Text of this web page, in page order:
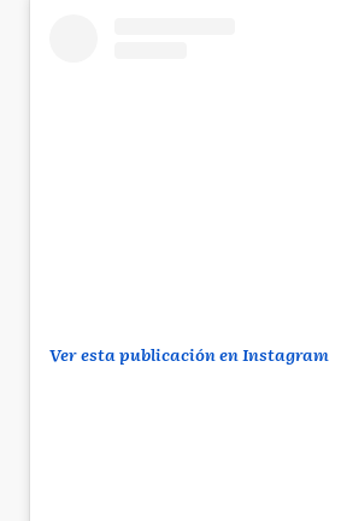
Ver esta publicación en Instagram